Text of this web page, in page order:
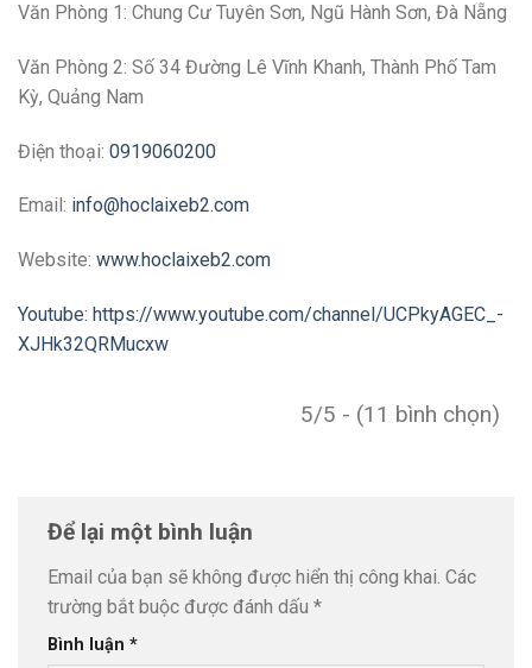
Văn Phòng 1: Chung Cư Tuyên Sơn, Ngũ Hành Sơn, Đà Nẵng
Văn Phòng 2: Số 34 Đường Lê Vĩnh Khanh, Thành Phố Tam
Kỳ, Quảng Nam
Điện thoại: 0919060200
Email: info@hoclaixeb2.com
Website: www.hoclaixeb2.com
Youtube: https://www.youtube.com/channel/UCPkyAGEC_-
XJHk32QRMucxw
5/5 - (11 bình chọn)
Để lại một bình luận
Email của bạn sẽ không được hiển thị công khai. Các
trường bắt buộc được đánh dấu *
Bình luận *